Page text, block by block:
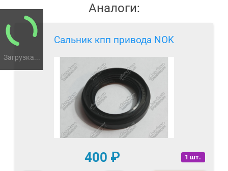
Загрузка...
Аналоги:
Сальник кпп привода NOK
1 шт.
400 ₽